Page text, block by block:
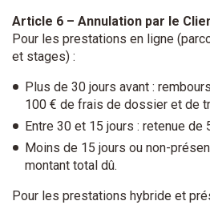
Article 6 – Annulation par le
Pour les prestations en ligne
et stages) :
Plus de 30 jours avant :
100 € de frais de dossier et de
Entre 30 et 15 jours : retenue de
Moins de 15 jours ou non-
montant total dû.
Pour les prestations hybride et